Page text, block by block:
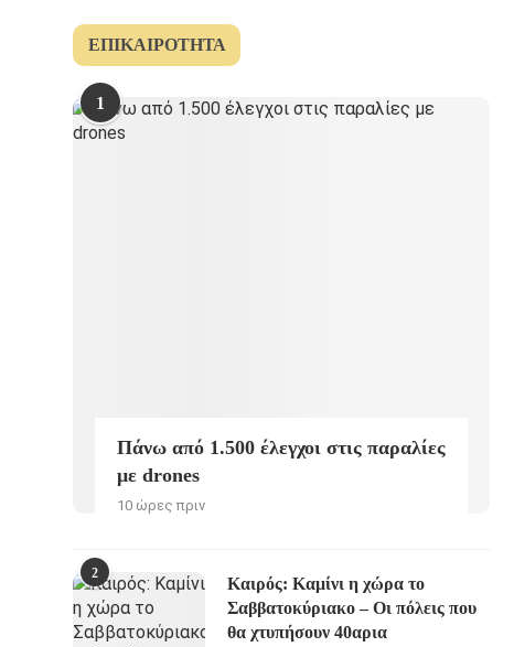
ΕΠΙΚΑΙΡΌΤΗΤΑ
1
Πάνω από 1.500 έλεγχοι στις παραλίες
με drones
10 ώρες πριν
2
Καιρός: Καμίνι η χώρα το
Σαββατοκύριακο – Οι πόλεις που
θα χτυπήσουν 40αρια